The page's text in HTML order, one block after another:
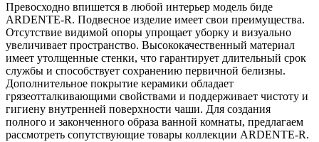
Превосходно впишется в любой интерьер модель биде
ARDENTE-R. Подвесное изделие имеет свои преимущества.
Отсутствие видимой опоры упрощает уборку и визуально
увеличивает пространство. Высококачественный материал
имеет утолщенные стенки, что гарантирует длительный срок
службы и способствует сохранению первичной белизны.
Дополнительное покрытие керамики обладает
грязеотталкивающими свойствами и поддерживает чистоту и
гигиену внутренней поверхности чаши. Для создания
полного и законченного образа ванной комнаты, предлагаем
рассмотреть сопутствующие товары коллекции ARDENTE-R.